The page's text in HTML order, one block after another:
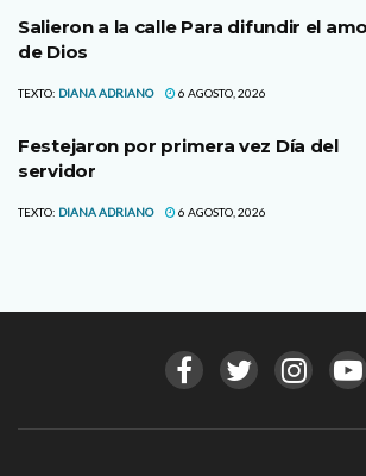
Salieron a la calle Para difundir el
de Dios
TEXTO: DIANA ADRIANO 6 AGOSTO, 2026
Festejaron por primera vez Día del
servidor
TEXTO: DIANA ADRIANO 6 AGOSTO, 2026